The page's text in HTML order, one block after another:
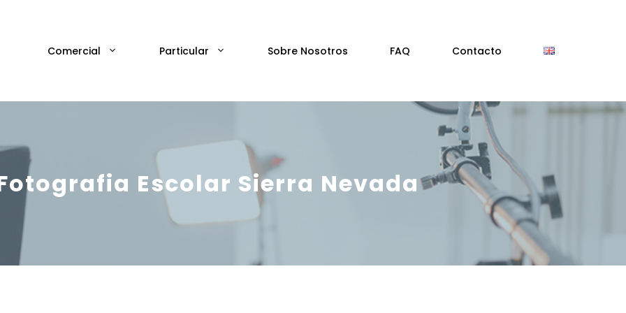
Comercial
Particular Sobre Nosotros FAQ Contacto
Escolar Sierra Nevada